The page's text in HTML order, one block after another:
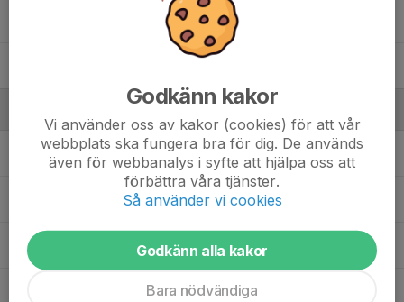
32. Vincent Wasseng Kantola
Jani KantolaOff-ice tränare
Mikael Sjöberg Materialförvaltare
Ass. tränare
Målvaktstränare
Godkänn kakor
Vi använder oss av kakor (cookies) för att vår
webbplats ska fungera bra för dig. De används
även för webbanalys i syfte att hjälpa oss att
förbättra våra tjänster.
Så använder vi cookies
Godkänn alla kakor
Bara nödvändiga